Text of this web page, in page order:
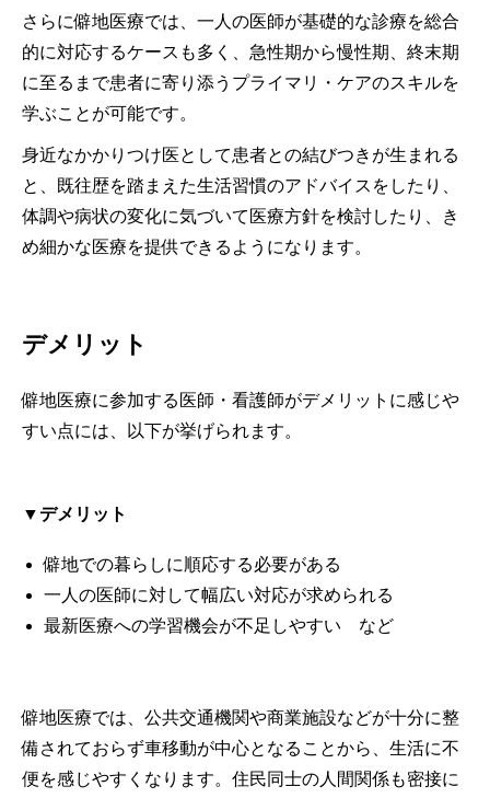
さらに僻地医療では、一人の医師が基礎的な診療を総合
的に対応するケースも多く、急性期から慢性期、終末期
に至るまで患者に寄り添うプライマリ・ケアのスキルを
学ぶことが可能です。
身近なかかりつけ医として患者との結びつきが生まれる
と、既往歴を踏まえた生活習慣のアドバイスをしたり、
体調や病状の変化に気づいて医療方針を検討したり、き
め細かな医療を提供できるようになります。
デメリット
僻地医療に参加する医師・看護師がデメリットに感じや
すい点には、以下が挙げられます。
▼デメリット
僻地での暮らしに順応する必要がある
一人の医師に対して幅広い対応が求められる
最新医療への学習機会が不足しやすい など
僻地医療では、公共交通機関や商業施設などが十分に整
備されておらず車移動が中心となることから、生活に不
便を感じやすくなります。住民同士の人間関係も密接に